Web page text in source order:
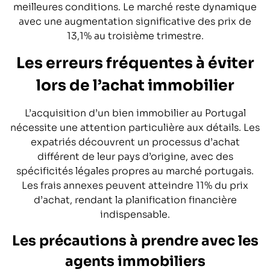
meilleures conditions. Le marché reste dynamique
avec une augmentation significative des prix de
13,1% au troisième trimestre.
Les erreurs fréquentes à éviter
lors de l’achat immobilier
L’acquisition d’un bien immobilier au Portugal
nécessite une attention particulière aux détails. Les
expatriés découvrent un processus d’achat
différent de leur pays d’origine, avec des
spécificités légales propres au marché portugais.
Les frais annexes peuvent atteindre 11% du prix
d’achat, rendant la planification financière
indispensable.
Les précautions à prendre avec les
agents immobiliers